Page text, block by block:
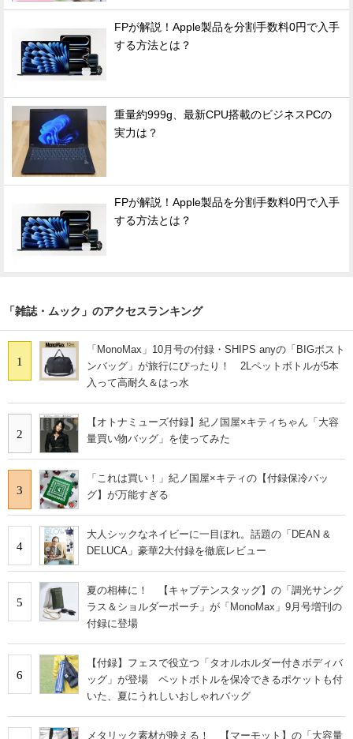
FPが解説！Apple製品を分割手数料0円で入手
する方法とは？
重量約999g、最新CPU搭載のビジネスPCの
実力は？
FPが解説！Apple製品を分割手数料0円で入手
する方法とは？
「雑誌・ムック」のアクセスランキング
1
「MonoMax」10月号の付録・SHIPS anyの「BIGボスト
ンバッグ」が旅行にぴったり！ 2Lペットボトルが5本
入って高耐久＆はっ水
2
【オトナミューズ付録】紀ノ国屋×キティちゃん「大容
量買い物バッグ」を使ってみた
3
「これは買い！」紀ノ国屋×キティの【付録保冷バッ
グ】が万能すぎる
4
大人シックなネイビーに一目ぼれ。話題の「DEAN &
DELUCA」豪華2大付録を徹底レビュー
5
夏の相棒に！ 【キャプテンスタッグ】の「調光サング
ラス＆ショルダーポーチ」が「MonoMax」9月号増刊の
付録に登場
6
【付録】フェスで役立つ「タオルホルダー付きボディバ
ッグ」が登場 ペットボトルを保冷できるポケットも付
いた、夏にうれしいおしゃれバッグ
メタリック素材が映える！ 【マーモット】の「大容量